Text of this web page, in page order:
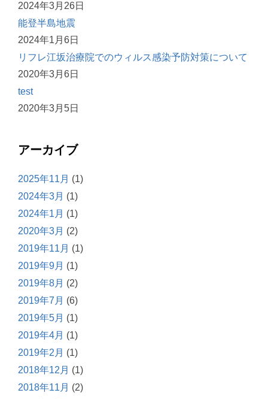
2024年3月26日
能登半島地震
2024年1月6日
リフレ江坂治療院でのウィルス感染予防対策について
2020年3月6日
test
2020年3月5日
アーカイブ
2025年11月 (1)
2024年3月 (1)
2024年1月 (1)
2020年3月 (2)
2019年11月 (1)
2019年9月 (1)
2019年8月 (2)
2019年7月 (6)
2019年5月 (1)
2019年4月 (1)
2019年2月 (1)
2018年12月 (1)
2018年11月 (2)